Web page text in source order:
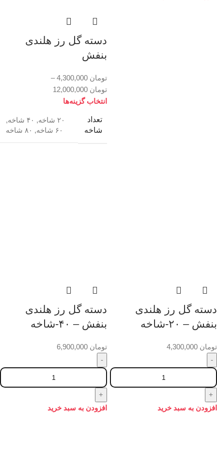
دسته گل رز هلندی
بنفش
تومان
–
تومان
انتخاب گزینه‌ها
تعداد
شاخه
۲۰ شاخه , ۴۰ شاخه
,
۶۰ شاخه
, ۸۰ شاخه
دسته گل رز هلندی
بنفش – ۲۰-شاخه
تومان
افزودن به سبد خرید
دسته گل رز هلندی
بنفش – ۴۰-شاخه
تومان
افزودن به سبد خرید